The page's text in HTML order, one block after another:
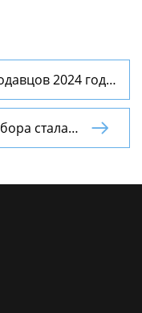
2024 года
стала
лучших
